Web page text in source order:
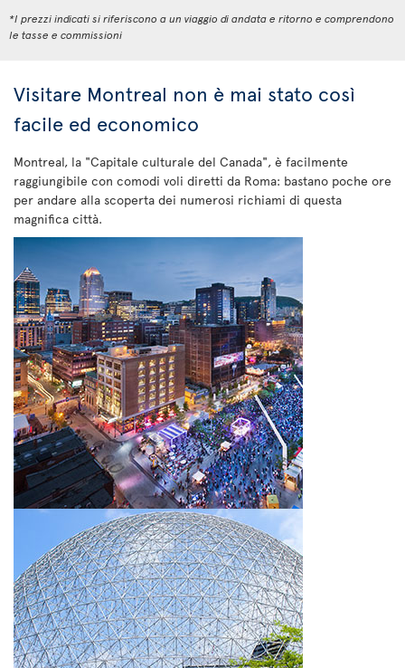
*I prezzi indicati si riferiscono a un viaggio di andata e ritorno e comprendono
le tasse e commissioni
Visitare Montreal non è mai stato così
facile ed economico
Montreal, la "Capitale culturale del Canada", è facilmente
raggiungibile con comodi voli diretti da Roma: bastano poche ore
per andare alla scoperta dei numerosi richiami di questa
magnifica città.